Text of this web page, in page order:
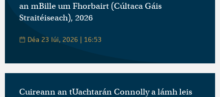
an mBille um Fhorbairt (Cúltaca Gáis
Straitéiseach), 2026
Déa 23 Iúi, 2026 | 16:53
Cuireann an tUachtarán Connolly a lámh leis